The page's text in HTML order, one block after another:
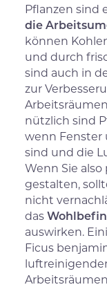
Pflanzen sind
die
können
und durch
sind auch in
zur
nützlich sind
wenn Fenster
sind und die
Wenn Sie
gestalten,
nicht
das
auswirken.
Ficus